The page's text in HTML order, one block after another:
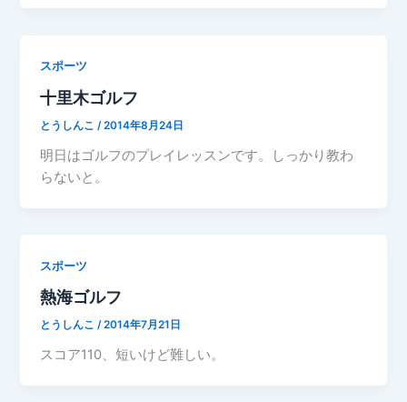
スポーツ
十里木ゴルフ
とうしんこ/2014年8月24日
明日はゴルフのプレイレッスンです。しっかり教わ
らないと。
スポーツ
熱海ゴルフ
とうしんこ/2014年7月21日
スコア110、短いけど難しい。